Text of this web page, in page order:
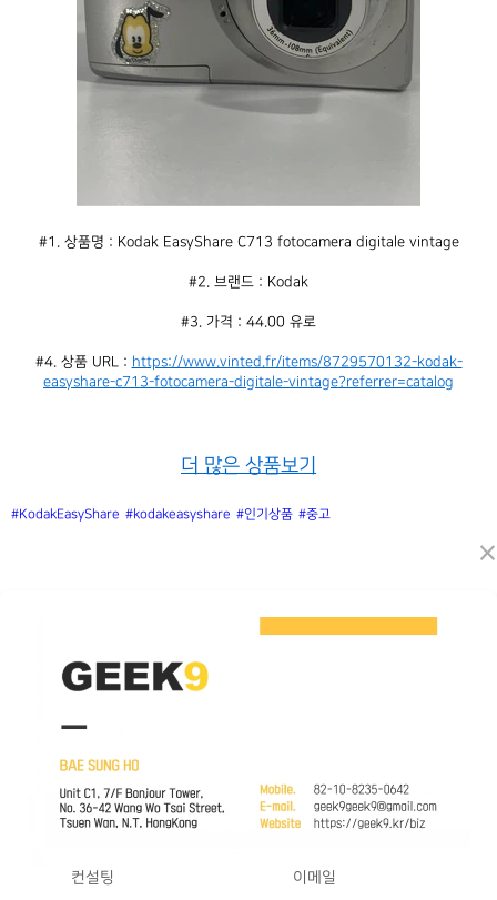
#1. 상품명 : Kodak EasyShare C713 fotocamera digitale vintage
#2. 브랜드 : Kodak
#3. 가격 : 44.00 유로
#4. 상품 URL : https://www.vinted.fr/items/8729570132-kodak-
easyshare-c713-fotocamera-digitale-vintage?referrer=catalog
더 많은 상품보기
#KodakEasyShare #kodakeasyshare #인기상품 #중고
×
컨설팅 이메일